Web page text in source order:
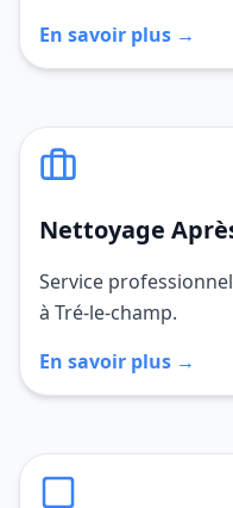
En savoir plus →
Nettoyage
Service
à Tré-le-champ.
En savoir plus →